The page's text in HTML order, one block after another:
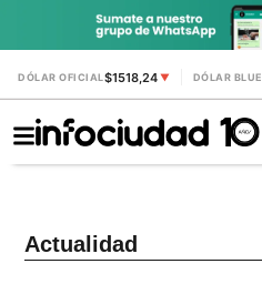
DÓLAR OFICIAL$1518,24 ▼ DÓLAR BLUE
Actualidad